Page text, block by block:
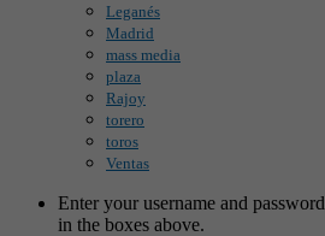
Leganés
Madrid
mass media
plaza
Rajoy
torero
toros
Ventas
Enter your username and password
in the boxes above.